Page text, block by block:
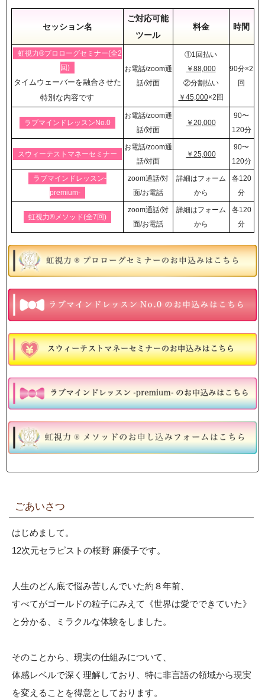
セッション名
ご対応可能
ツール
料金 時間
虹視力®︎プロローグセミナー(全2
回)
タイムウェーバーを融合させた
特別な内容です
お電話/zoom通
話/対面
①1回払い
￥88,000
②分割払い
￥45,000×2回
90分×2
回
ラブマインドレッスンNo.0
お電話/zoom通
話/対面
￥20,000
90〜
120分
スウィーテストマネーセミナー
お電話/zoom通
話/対面
￥25,000
90〜
120分
ラブマインドレッスン-
premium-
zoom通話/対
面/お電話
詳細はフォーム
から
各120
分
虹視力®︎メソッド(全7回)
zoom通話/対
面/お電話
詳細はフォーム
から
各120
分
ごあいさつ
はじめまして。
12次元セラピストの桜野 麻優子です。
人生のどん底で悩み苦しんでいた約８年前、
すべてがゴールドの粒子にみえて《世界は愛でできていた》
と分かる、ミラクルな体験をしました。
そのことから、現実の仕組みについて、
体感レベルで深く理解しており、特に非言語の領域から現実
を変えることを得意としております。